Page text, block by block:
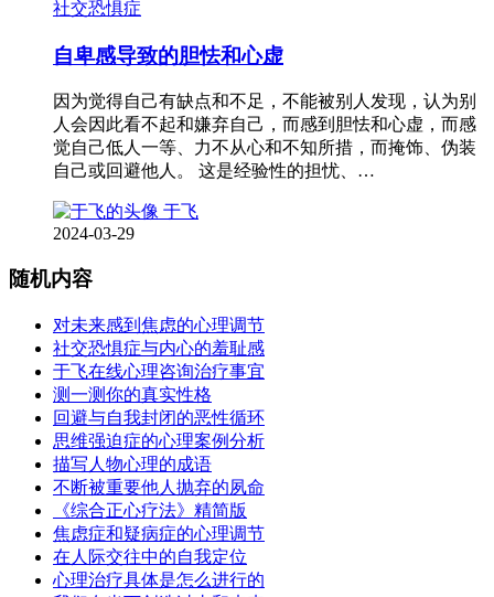
社交恐惧症
自卑感导致的胆怯和心虚
因为觉得自己有缺点和不足，不能被别人发现，认为别
人会因此看不起和嫌弃自己，而感到胆怯和心虚，而感
觉自己低人一等、力不从心和不知所措，而掩饰、伪装
自己或回避他人。 这是经验性的担忧、…
于飞
2024-03-29
随机内容
对未来感到焦虑的心理调节
社交恐惧症与内心的羞耻感
于飞在线心理咨询治疗事宜
测一测你的真实性格
回避与自我封闭的恶性循环
思维强迫症的心理案例分析
描写人物心理的成语
不断被重要他人抛弃的夙命
《综合正心疗法》精简版
焦虑症和疑病症的心理调节
在人际交往中的自我定位
心理治疗具体是怎么进行的